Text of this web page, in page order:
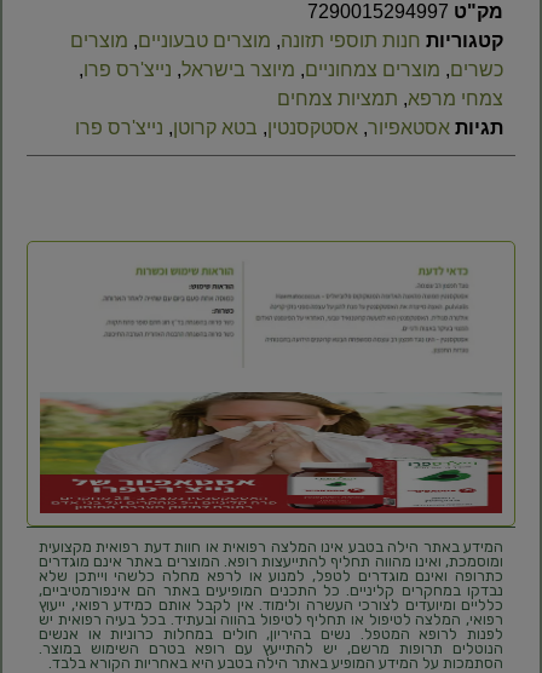
מק"ט 7290015294997
קטגוריות חנות תוספי תזונה, מוצרים טבעוניים, מוצרים
כשרים, מוצרים צמחוניים, מיוצר בישראל, נייצ'רס פרו,
צמחי מרפא, תמציות צמחים
תגיות אסטאפיור, אסטקסנטין, בטא קרוטן, נייצ'רס פרו
המידע באתר הילה בטבע אינו המלצה רפואית או חוות דעת רפואית מקצועית
ומוסמכת, ואינו מהווה תחליף להתייעצות רופא. המוצרים באתר אינם מוגדרים
כתרופה ואינם מוגדרים לטפל, למנוע או לרפא מחלה כלשהי וייתכן שלא
נבדקו במחקרים קליניים. כל התכנים המופיעים באתר הם אינפורמטיביים,
כלליים ומיועדים לצורכי העשרה ולימוד. אין לקבל אותם כמידע רפואי, ייעוץ
רפואי, המלצה לטיפול או תחליף לטיפול בהווה ובעתיד. בכל בעיה רפואית יש
לפנות לרופא המטפל. נשים בהיריון, חולים במחלות כרוניות או אנשים
הנוטלים תרופות מרשם, יש להתייעץ עם רופא בטרם השימוש במוצר.
הסתמכות על המידע המופיע באתר הילה בטבע היא באחריות הקורא בלבד.